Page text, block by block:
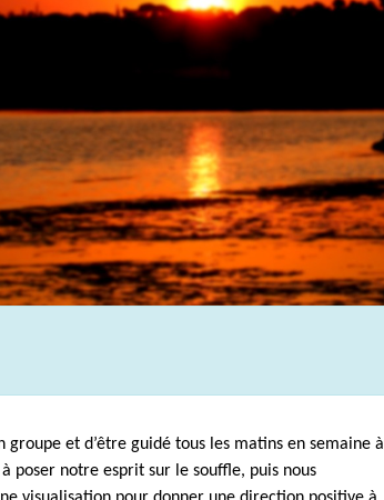
et d’être guidé tous les matins en semaine à
poser notre esprit sur le souffle, puis nous